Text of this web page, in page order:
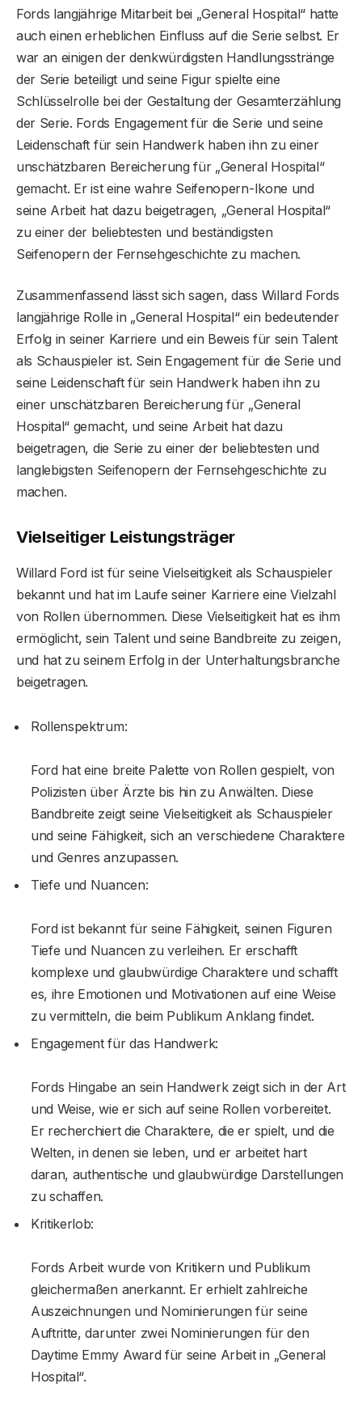
Fords langjährige Mitarbeit bei „General Hospital“ hatte
auch einen erheblichen Einfluss auf die Serie selbst. Er
war an einigen der denkwürdigsten Handlungsstränge
der Serie beteiligt und seine Figur spielte eine
Schlüsselrolle bei der Gestaltung der Gesamterzählung
der Serie. Fords Engagement für die Serie und seine
Leidenschaft für sein Handwerk haben ihn zu einer
unschätzbaren Bereicherung für „General Hospital“
gemacht. Er ist eine wahre Seifenopern-Ikone und
seine Arbeit hat dazu beigetragen, „General Hospital“
zu einer der beliebtesten und beständigsten
Seifenopern der Fernsehgeschichte zu machen.
Zusammenfassend lässt sich sagen, dass Willard Fords
langjährige Rolle in „General Hospital“ ein bedeutender
Erfolg in seiner Karriere und ein Beweis für sein Talent
als Schauspieler ist. Sein Engagement für die Serie und
seine Leidenschaft für sein Handwerk haben ihn zu
einer unschätzbaren Bereicherung für „General
Hospital“ gemacht, und seine Arbeit hat dazu
beigetragen, die Serie zu einer der beliebtesten und
langlebigsten Seifenopern der Fernsehgeschichte zu
machen.
Vielseitiger Leistungsträger
Willard Ford ist für seine Vielseitigkeit als Schauspieler
bekannt und hat im Laufe seiner Karriere eine Vielzahl
von Rollen übernommen. Diese Vielseitigkeit hat es ihm
ermöglicht, sein Talent und seine Bandbreite zu zeigen,
und hat zu seinem Erfolg in der Unterhaltungsbranche
beigetragen.
Rollenspektrum:
Ford hat eine breite Palette von Rollen gespielt, von
Polizisten über Ärzte bis hin zu Anwälten. Diese
Bandbreite zeigt seine Vielseitigkeit als Schauspieler
und seine Fähigkeit, sich an verschiedene Charaktere
und Genres anzupassen.
Tiefe und Nuancen:
Ford ist bekannt für seine Fähigkeit, seinen Figuren
Tiefe und Nuancen zu verleihen. Er erschafft
komplexe und glaubwürdige Charaktere und schafft
es, ihre Emotionen und Motivationen auf eine Weise
zu vermitteln, die beim Publikum Anklang findet.
Engagement für das Handwerk:
Fords Hingabe an sein Handwerk zeigt sich in der Art
und Weise, wie er sich auf seine Rollen vorbereitet.
Er recherchiert die Charaktere, die er spielt, und die
Welten, in denen sie leben, und er arbeitet hart
daran, authentische und glaubwürdige Darstellungen
zu schaffen.
Kritikerlob:
Fords Arbeit wurde von Kritikern und Publikum
gleichermaßen anerkannt. Er erhielt zahlreiche
Auszeichnungen und Nominierungen für seine
Auftritte, darunter zwei Nominierungen für den
Daytime Emmy Award für seine Arbeit in „General
Hospital“.